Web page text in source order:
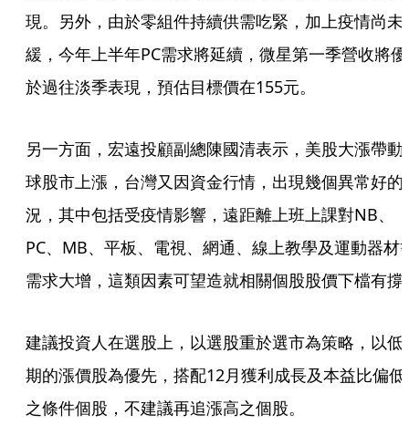
現。另外，由於零組件持續供需吃緊，加上疫情尚未
緩，今年上半年PC需求將延續，微星第一季營收將優
於過往淡季表現，預估目標價在155元。
另一方面，宏遠投顧副總陳國清表示，美股大漲帶動
球股市上漲，台灣又因資金行情，出現幾個異常好的
況，其中包括受疫情影響，遠距離上班上課對NB、
PC、MB、平板、電視、網通、線上教學及運動器材
需求大增，這類因素可望造就相關個股股價下檔有撐
建議投資人在選股上，以選股重於選市為策略，以低
期的漲價股為優先，搭配12月獲利成長及本益比偏低
之條件個股，不建議再追漲高之個股。